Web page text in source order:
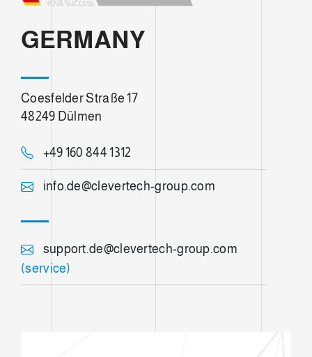
GERMANY
Coesfelder Straße 17
48249 Dülmen
+49 160 844 1312
info.de@clevertech-group.com
support.de@clevertech-group.com
(service)